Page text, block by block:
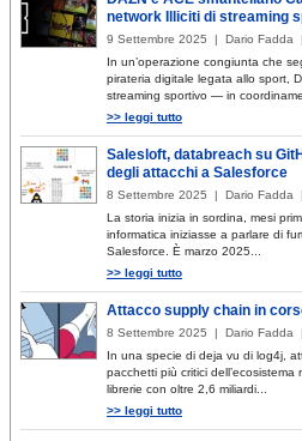
network Illiciti di streaming
9 Settembre 2025 | Dario Fadda
In un’operazione congiunta che
pirateria digitale legata allo sport,
streaming sportivo — in
>> leggi tutto
Salesloft, databreach su
degli attacchi a Salesforce
8 Settembre 2025 | Dario Fadda
La storia inizia in sordina, mesi
informatica iniziasse a parlare di
Salesforce. È marzo 2025...
>> leggi tutto
Attacco supply chain in
8 Settembre 2025 | Dario Fadda
In una specie di deja vu di log4j,
pacchetti più critici
librerie con oltre 2,6 miliardi...
>> leggi tutto